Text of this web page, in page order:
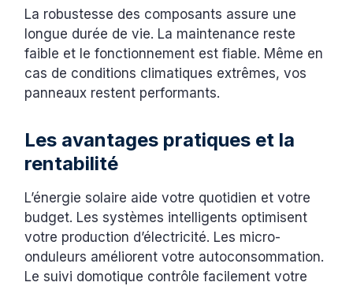
La robustesse des composants assure une
longue durée de vie. La maintenance reste
faible et le fonctionnement est fiable. Même en
cas de conditions climatiques extrêmes, vos
panneaux restent performants.
Les avantages pratiques et la
rentabilité
L’énergie solaire aide votre quotidien et votre
budget. Les systèmes intelligents optimisent
votre production d’électricité. Les micro-
onduleurs améliorent votre autoconsommation.
Le suivi domotique contrôle facilement votre